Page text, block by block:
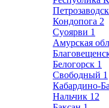
Петрозаводск
Кондопога 2
Суоярви 1
Амурская
Белогорск 1
Свободный 1
Кабардино-
Нальчик 12